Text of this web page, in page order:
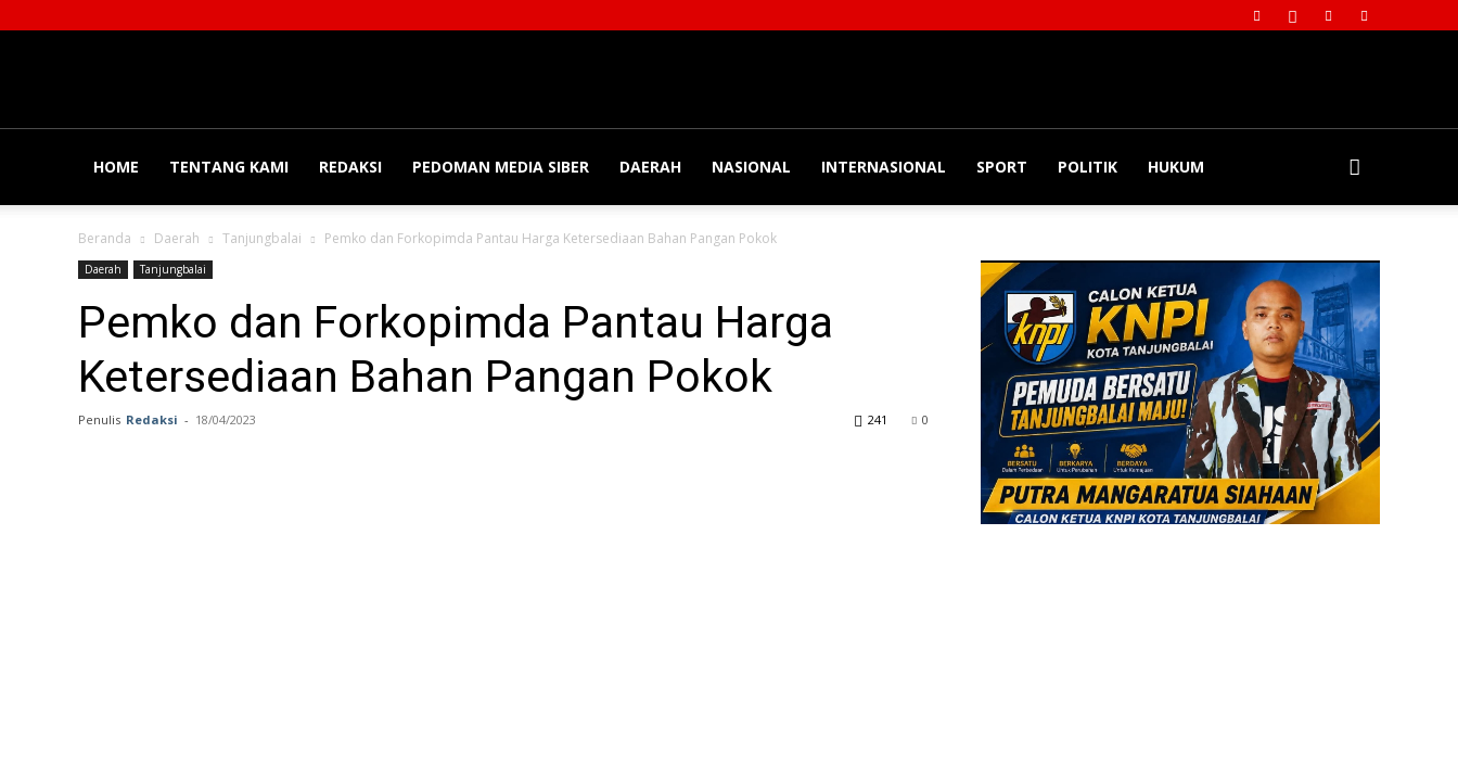
HOME TENTANG KAMI REDAKSI PEDOMAN MEDIA SIBER DAERAH NASIONAL INTERNASIONAL SPORT POLITIK HUKUM
Beranda Daerah Tanjungbalai Pemko dan Forkopimda Pantau Harga Ketersediaan Bahan Pangan Pokok
Daerah Tanjungbalai
Pemko dan Forkopimda Pantau Harga
Ketersediaan Bahan Pangan Pokok
Penulis Redaksi - 18/04/2023 0
241